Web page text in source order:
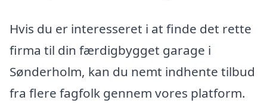
Hvis du er interesseret i at finde det rette
firma til din færdigbygget garage i
Sønderholm, kan du nemt indhente tilbud
fra flere fagfolk gennem vores platform.